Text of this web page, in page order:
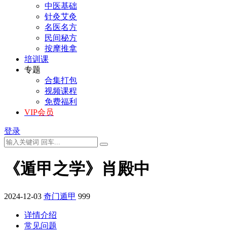
中医基础
针灸艾灸
名医名方
民间秘方
按摩推拿
培训课
专题
合集打包
视频课程
免费福利
VIP会员
登录
《遁甲之学》肖殿中
2024-12-03 奇门遁甲 999
详情介绍
常见问题